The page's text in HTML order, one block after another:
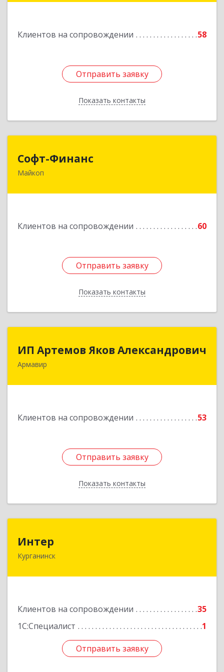
Клиентов на сопровождении 58
Отправить заявку
Показать контакты
Отправить заявку
Назад
Софт-Финанс
Майкоп
Клиентов на сопровождении 60
Отправить заявку
Показать контакты
385006, Адыгея Респ, Майкоп г, Калинина ул,
Отправить заявку
Назад
ИП Артемов Яков Александрович
Армавир
Клиентов на сопровождении 53
Отправить заявку
Показать контакты
Отправить заявку
Назад
Интер
Курганинск
Клиентов на сопровождении
35
1С:Специалист
1
Отправить заявку
352430, Краснодарский край, Курганинск г,
Отправить заявку